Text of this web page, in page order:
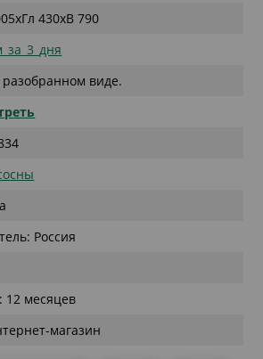
xГл 430xВ 790
виде.
Россия
12 месяцев
магазин